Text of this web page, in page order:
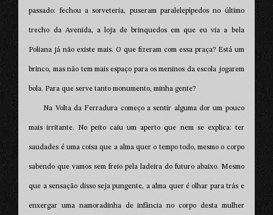
passado: fechou a sorveteria, puseram paralelepípedos no último
trecho da Avenida, a loja de brinquedos em que eu via a bela
Poliana já não existe mais. O que fizeram com essa praça? Está um
brinco, mas não tem mais espaço para os meninos da escola jogarem
bola. Para que serve tanto monumento, minha gente?
Na Volta da Ferradura começo a sentir alguma dor um pouco
mais irritante. No peito caiu um aperto que nem se explica: ter
saudades é uma coisa que a alma quer o tempo todo, mesmo o corpo
sabendo que vamos sem freio pela ladeira do futuro abaixo. Mesmo
que a sensação disso seja pungente, a alma quer é olhar para trás e
enxergar uma namoradinha de infância no corpo desta mulher